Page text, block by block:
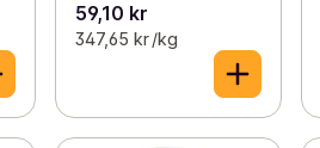
59,10 kr
347,65 kr /kg